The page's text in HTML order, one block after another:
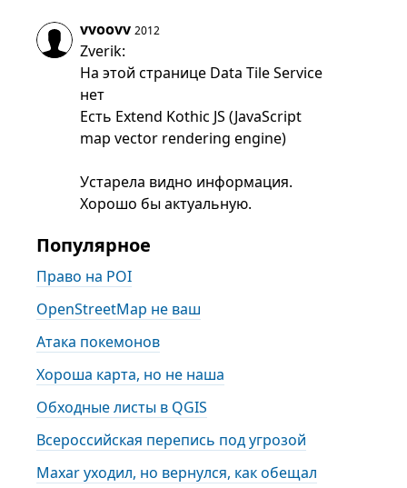
vvoovv 2012
Zverik:
На этой странице Data Tile Service
нет
Есть Extend Kothic JS (JavaScript
map vector rendering engine)
Устарела видно информация.
Хорошо бы актуальную.
Популярное
Право на POI
OpenStreetMap не ваш
Атака покемонов
Хороша карта, но не наша
Обходные листы в QGIS
Всероссийская перепись под угрозой
Maxar уходил, но вернулся, как обещал